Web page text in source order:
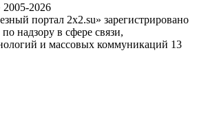
2026
портал 2x2.su» зарегистрировано
надзору в сфере связи,
и массовых коммуникаций 13